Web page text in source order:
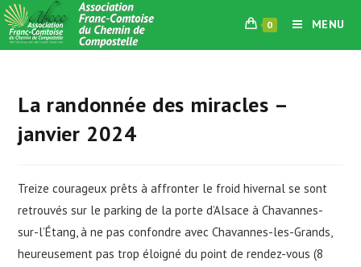
Skip
to
content
0 MENU
La randonnée des miracles –
janvier 2024
Treize courageux prêts à affronter le froid hivernal se sont
retrouvés sur le parking de la porte d’Alsace à Chavannes-
sur-l’Étang, à ne pas confondre avec Chavannes-les-Grands,
heureusement pas trop éloigné du point de rendez-vous (8